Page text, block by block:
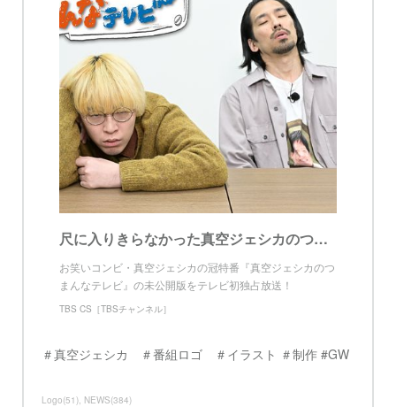
尺に入りきらなかった真空ジェシカのつまんなテレビ｜バラエティ｜TBSチャンネル - TBS
お笑いコンビ・真空ジェシカの冠特番『真空ジェシカのつ
まんなテレビ』の未公開版をテレビ初独占放送！
TBS CS［TBSチャンネル］
＃真空ジェシカ ＃番組ロゴ ＃イラスト ＃制作 #GW
Logo(51) NEWS(384)